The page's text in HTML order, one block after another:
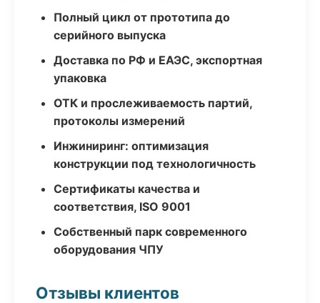
Полный цикл от прототипа до
серийного выпуска
Доставка по РФ и ЕАЭС, экспортная
упаковка
ОТК и прослеживаемость партий,
протоколы измерений
Инжиниринг: оптимизация
конструкции под технологичность
Сертификаты качества и
соответствия, ISO 9001
Собственный парк современного
оборудования ЧПУ
Отзывы клиентов